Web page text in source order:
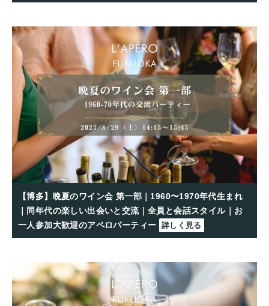
【博多】晩夏のワイン会 第一部｜1960〜1970年代生まれ
｜同年代の楽しい出会いと交流｜全員と会話スタイル｜お
一人参加大歓迎のアペロパーティー 詳しく見る